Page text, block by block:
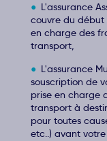
L'assurance
couvre du début
en charge des
transport,
L'assurance
souscription de
prise en charge
transport à
pour toutes
etc..) avant